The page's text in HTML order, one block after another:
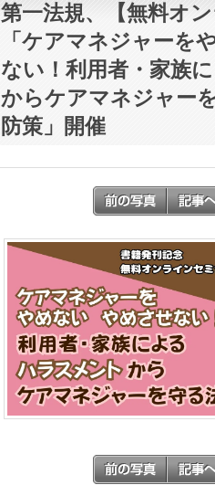
第一法規、【無料オ
「ケアマネジャー
ない！利用者・家族
からケアマネジャー
防策」開催